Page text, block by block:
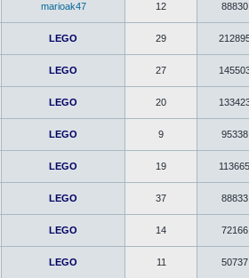
marioak47 12 88830
LEGO 29
LEGO 27
LEGO 20
LEGO 9 95338
LEGO 19 113665
LEGO 37 88833
LEGO 14 72166
LEGO 11 50737